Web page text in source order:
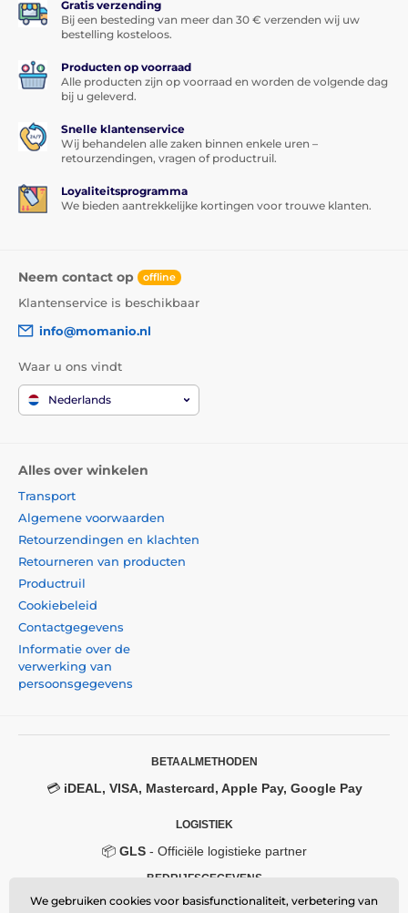
Gratis verzending
Bij een besteding van meer dan 30 € verzenden wij uw
bestelling kosteloos.
Producten op voorraad
Alle producten zijn op voorraad en worden de volgende dag
bij u geleverd.
Snelle klantenservice
Wij behandelen alle zaken binnen enkele uren –
retourzendingen, vragen of productruil.
Loyaliteitsprogramma
We bieden aantrekkelijke kortingen voor trouwe klanten.
Neem contact op offline
Klantenservice is beschikbaar
info@momanio.nl
Waar u ons vindt
Nederlands
Alles over winkelen
Transport
Algemene voorwaarden
Retourzendingen en klachten
Retourneren van producten
Productruil
Cookiebeleid
Contactgegevens
Informatie over de
verwerking van
persoonsgegevens
BETAALMETHODEN
💳 iDEAL, VISA, Mastercard, Apple Pay, Google Pay
LOGISTIEK
📦 GLS- Officiële logistieke partner
BEDRIJFSGEGEVENS
Momanio s.r.o.
We gebruiken cookies voor basisfunctionaliteit, verbetering van